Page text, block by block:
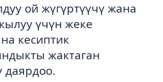
ой жүгүртүүчү жана
үчүн жеке
кесиптик
жактаган
даярдоо.